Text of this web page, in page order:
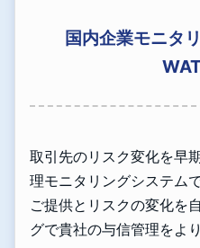
国内企業モニタ
取引先のリスク変化を早
理モニタリングシステム
ご提供とリスクの変化を
グで貴社の与信管理をよ